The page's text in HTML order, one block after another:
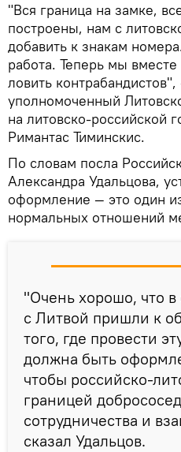
"Вся граница на замке,
построены, нам с
добавить к знакам
работа. Теперь мы
ловить
уполномоченный
на литовско-российской
Римантас Тиминскис.
По словам посла
Александра Удальцова,
оформление — это один
нормальных отношений
"Очень хорошо, что
с Литвой пришли к
того, где провести
должна быть
чтобы российско-
границей
сотрудничества и
сказал Удальцов.